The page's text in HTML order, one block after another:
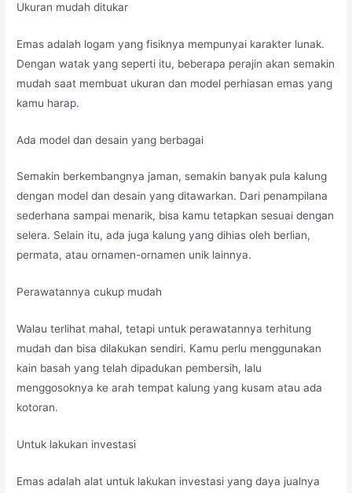
Ukuran mudah ditukar
Emas adalah logam yang fisiknya mempunyai karakter lunak.
Dengan watak yang seperti itu, beberapa perajin akan semakin
mudah saat membuat ukuran dan model perhiasan emas yang
kamu harap.
Ada model dan desain yang berbagai
Semakin berkembangnya jaman, semakin banyak pula kalung
dengan model dan desain yang ditawarkan. Dari penampilana
sederhana sampai menarik, bisa kamu tetapkan sesuai dengan
selera. Selain itu, ada juga kalung yang dihias oleh berlian,
permata, atau ornamen-ornamen unik lainnya.
Perawatannya cukup mudah
Walau terlihat mahal, tetapi untuk perawatannya terhitung
mudah dan bisa dilakukan sendiri. Kamu perlu menggunakan
kain basah yang telah dipadukan pembersih, lalu
menggosoknya ke arah tempat kalung yang kusam atau ada
kotoran.
Untuk lakukan investasi
Emas adalah alat untuk lakukan investasi yang daya jualnya